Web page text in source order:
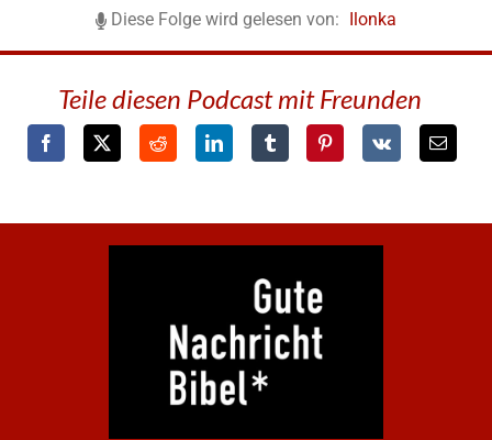
Diese Folge wird gelesen von: Ilonka
Teile diesen Podcast mit Freunden